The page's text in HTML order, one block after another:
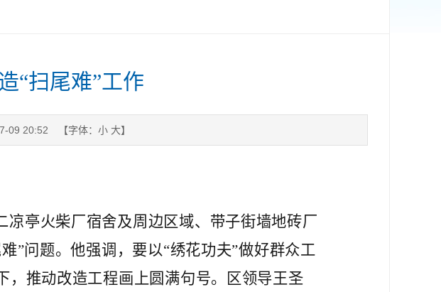
“扫尾难”工作
09 20:52 【字体： 小 大】
亭火柴厂宿舍及周边区域、带子街墙地砖厂
”问题。他强调，要以“绣花功夫”做好群众工
，推动改造工程画上圆满句号。区领导王圣